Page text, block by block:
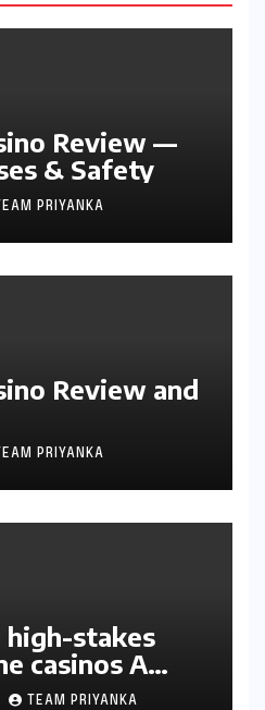
Review —
& Safety
TEAM PRIYANKA
Review and
TEAM PRIYANKA
high-stakes
casinos A
TEAM PRIYANKA